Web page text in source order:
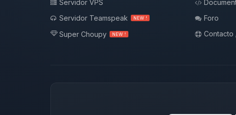
Servidor VPS
Servidor Teamspeak
NEW !
Super Choupy NEW !
Foro
Contacto